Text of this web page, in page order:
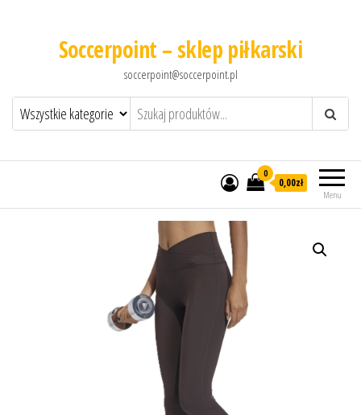
Soccerpoint – sklep piłkarski
soccerpoint@soccerpoint.pl
Menu
0
0,00zł